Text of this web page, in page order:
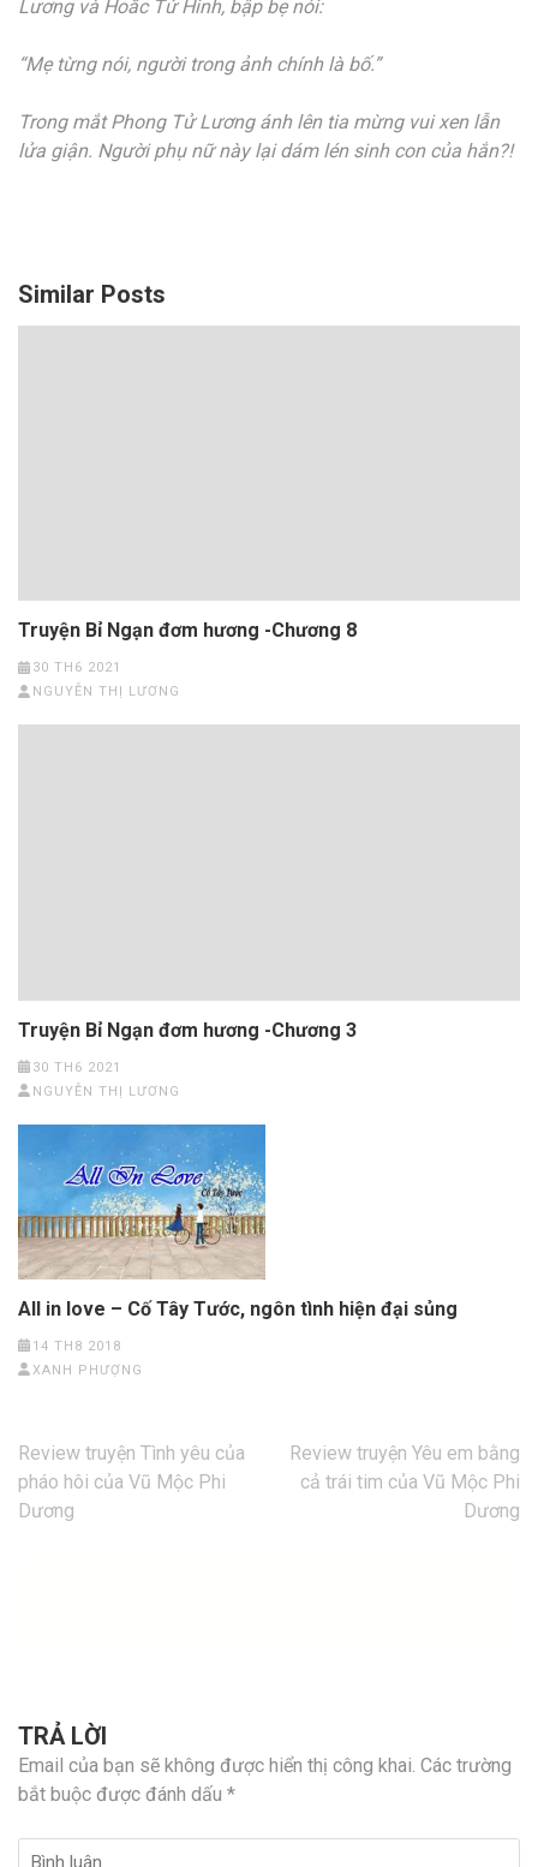
Lương và Hoắc Tử Hinh, bập bẹ nói:
“Mẹ từng nói, người trong ảnh chính là bố.”
Trong mắt Phong Tử Lương ánh lên tia mừng vui xen lẫn
lửa giận. Người phụ nữ này lại dám lén sinh con của hắn?!
Similar Posts
Truyện Bỉ Ngạn đơm hương -Chương 8
30 TH6 2021
NGUYỄN THỊ LƯƠNG
Truyện Bỉ Ngạn đơm hương -Chương 3
30 TH6 2021
NGUYỄN THỊ LƯƠNG
All in love – Cố Tây Tước, ngôn tình hiện đại sủng
14 TH8 2018
XANH PHƯỢNG
Điều
hướng
bài
Review truyện Tình yêu của
pháo hôi của Vũ Mộc Phi
Dương
Review truyện Yêu em bằng
cả trái tim của Vũ Mộc Phi
Dương
TRẢ LỜI
Email của bạn sẽ không được hiển thị công khai. Các trường
bắt buộc được đánh dấu *
Bình